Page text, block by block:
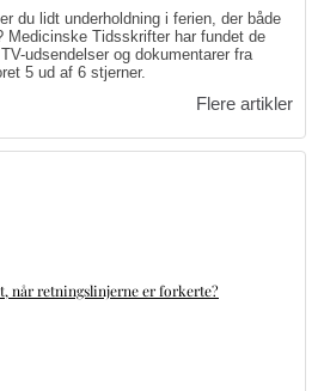
du lidt underholdning i ferien, der både
Medicinske Tidsskrifter har fundet de
udsendelser og dokumentarer fra
5 ud af 6 stjerner.
Flere artikler
når retningslinjerne er forkerte?